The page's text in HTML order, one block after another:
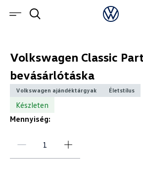
Volkswagen Classic
bevásárlótáska
Volkswagen ajándéktárgyak Életstílus
Készleten
Mennyiség: